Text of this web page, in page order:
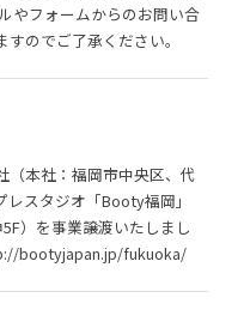
やフォームからのお問い合
のでご了承ください。
（本社：福岡市中央区、代
スタジオ「Booty福岡」
）を事業譲渡いたしまし
bootyjapan.jp/fukuoka/